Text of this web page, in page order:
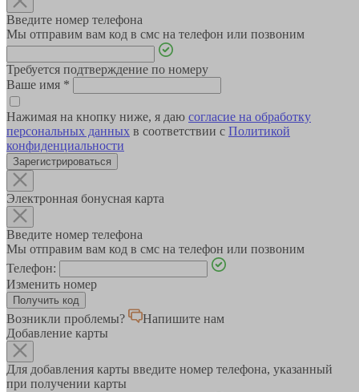
Введите номер телефона
Мы отправим вам код в смс на телефон или позвоним
Требуется подтверждение по номеру
Ваше имя *
Нажимая на кнопку ниже, я даю согласие на обработку
персональных данных в соответствии с Политикой
конфиденциальности
Зарегистрироваться
Электронная бонусная карта
Введите номер телефона
Мы отправим вам код в смс на телефон или позвоним
Телефон:
Изменить номер
Возникли проблемы?
Напишите нам
Добавление карты
Для добавления карты введите номер телефона, указанный
при получении карты